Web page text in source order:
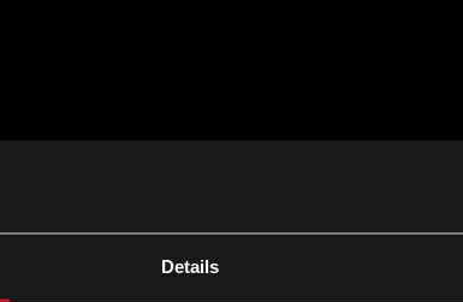
Details